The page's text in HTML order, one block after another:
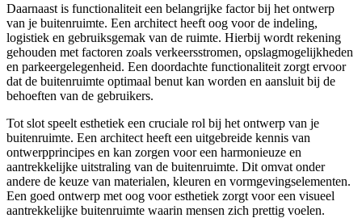
Daarnaast is functionaliteit een belangrijke factor bij het ontwerp
van je buitenruimte. Een architect heeft oog voor de indeling,
logistiek en gebruiksgemak van de ruimte. Hierbij wordt rekening
gehouden met factoren zoals verkeersstromen, opslagmogelijkheden
en parkeergelegenheid. Een doordachte functionaliteit zorgt ervoor
dat de buitenruimte optimaal benut kan worden en aansluit bij de
behoeften van de gebruikers.
Tot slot speelt esthetiek een cruciale rol bij het ontwerp van je
buitenruimte. Een architect heeft een uitgebreide kennis van
ontwerpprincipes en kan zorgen voor een harmonieuze en
aantrekkelijke uitstraling van de buitenruimte. Dit omvat onder
andere de keuze van materialen, kleuren en vormgevingselementen.
Een goed ontwerp met oog voor esthetiek zorgt voor een visueel
aantrekkelijke buitenruimte waarin mensen zich prettig voelen.